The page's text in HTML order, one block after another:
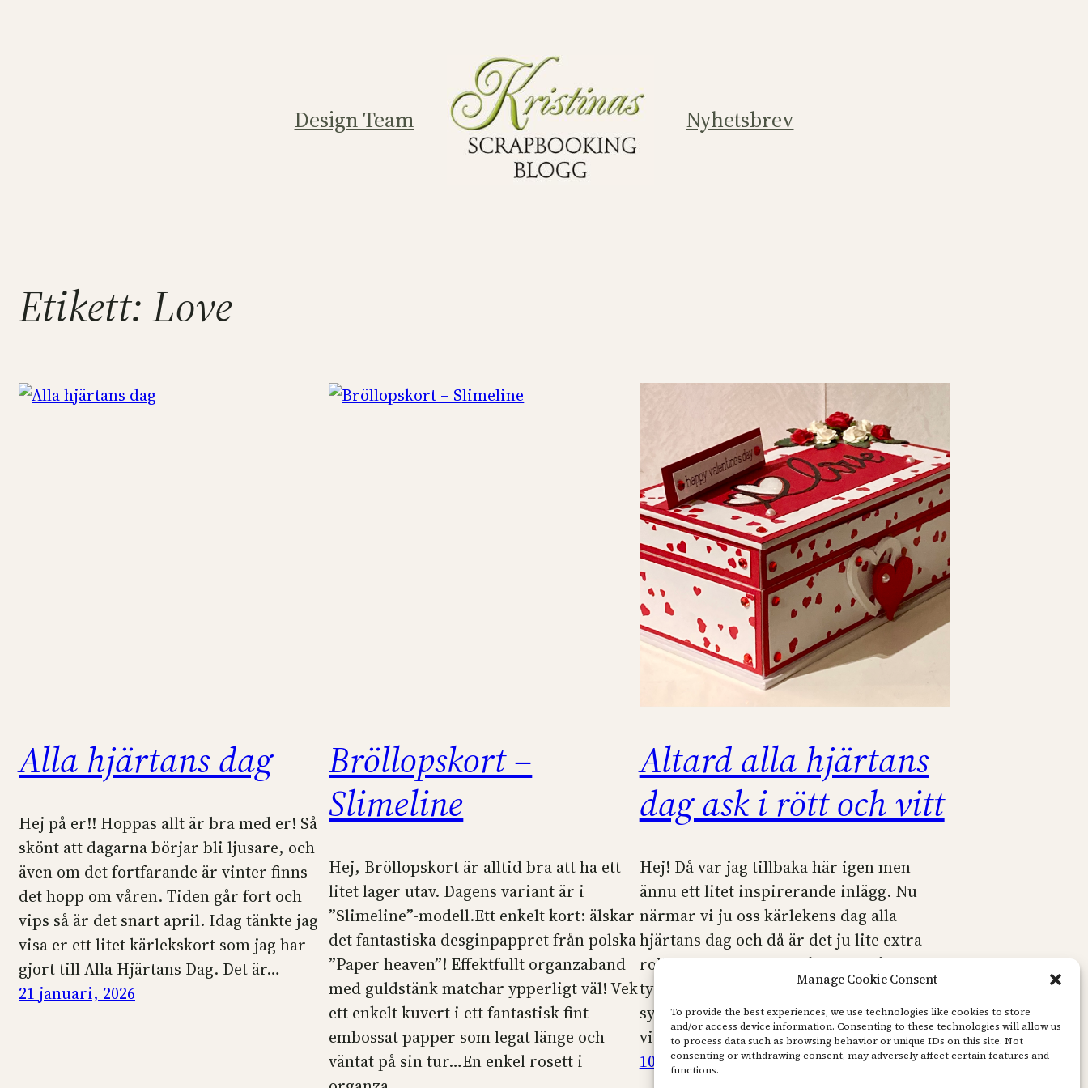
Manage Cookie Consent
To provide the best experiences, we use technologies like cookies to store
and/or access device information. Consenting to these technologies will allow us
to process data such as browsing behavior or unique IDs on this site. Not
consenting or withdrawing consent, may adversely affect certain features and
functions.
Design Team Nyhetsbrev
Etikett:Love
Alla hjärtans dag
Hej på er!! Hoppas allt är bra med er! Så
skönt att dagarna börjar bli ljusare, och
även om det fortfarande är vinter finns
det hopp om våren. Tiden går fort och
vips så är det snart april. Idag tänkte jag
visa er ett litet kärlekskort som jag har
gjort till Alla Hjärtans Dag. Det är…
21 januari, 2026
Bröllopskort –
Slimeline
Hej, Bröllopskort är alltid bra att ha ett
litet lager utav. Dagens variant är i
”Slimeline”-modell.Ett enkelt kort: älskar
det fantastiska desginpappret från polska
”Paper heaven”! Effektfullt organzaband
med guldstänk matchar ypperligt väl! Vek
ett enkelt kuvert i ett fantastisk fint
embossat papper som legat länge och
väntat på sin tur…En enkel rosett i
Altard alla hjärtans
dag ask i rött och vitt
Hej! Då var jag tillbaka här igen men
ännu ett litet inspirerande inlägg. Nu
närmar vi ju oss kärlekens dag alla
hjärtans dag och då är det ju lite extra
roligt att pyssla ihop något till någon man
tycker om.Jag fick en jättefin låda av min
syster som hon hade sparat, för hon
visste att…
10 februari, 2021